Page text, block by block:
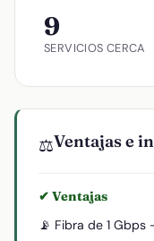
9
SERVICIOS CERCA
⚖️Ventajas e
✔ Ventajas
📡 Fibra de 1